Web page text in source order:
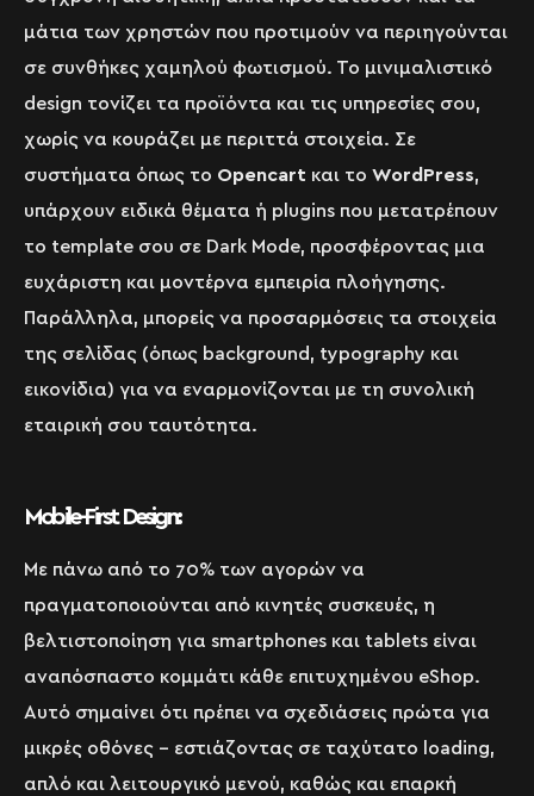
μάτια των χρηστών που προτιμούν να περιηγούνται
σε συνθήκες χαμηλού φωτισμού. Το μινιμαλιστικό
design τονίζει τα προϊόντα και τις υπηρεσίες σου,
χωρίς να κουράζει με περιττά στοιχεία. Σε
συστήματα όπως το Opencart και το WordPress,
υπάρχουν ειδικά θέματα ή plugins που μετατρέπουν
το template σου σε Dark Mode, προσφέροντας μια
ευχάριστη και μοντέρνα εμπειρία πλοήγησης.
Παράλληλα, μπορείς να προσαρμόσεις τα στοιχεία
της σελίδας (όπως background, typography και
εικονίδια) για να εναρμονίζονται με τη συνολική
εταιρική σου ταυτότητα.
Mobile-First Design:
Με πάνω από το 70% των αγορών να
πραγματοποιούνται από κινητές συσκευές, η
βελτιστοποίηση για smartphones και tablets είναι
αναπόσπαστο κομμάτι κάθε επιτυχημένου eShop.
Αυτό σημαίνει ότι πρέπει να σχεδιάσεις πρώτα για
μικρές οθόνες – εστιάζοντας σε ταχύτατο loading,
απλό και λειτουργικό μενού, καθώς και επαρκή